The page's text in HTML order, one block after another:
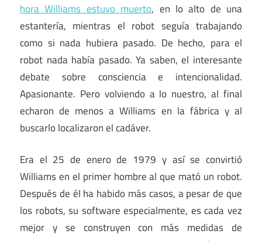
hora Williams estuvo muerto, en lo alto de una
estantería, mientras el robot seguía trabajando
como si nada hubiera pasado. De hecho, para el
robot nada había pasado. Ya saben, el interesante
debate sobre consciencia e intencionalidad.
Apasionante. Pero volviendo a lo nuestro, al final
echaron de menos a Williams en la fábrica y al
buscarlo localizaron el cadáver.
Era el 25 de enero de 1979 y así se convirtió
Williams en el primer hombre al que mató un robot.
Después de él ha habido más casos, a pesar de que
los robots, su software especialmente, es cada vez
mejor y se construyen con más medidas de